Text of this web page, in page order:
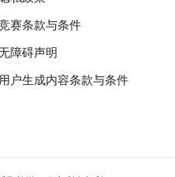
赛条款与条件
障碍声明
用户生成内容条款与条件